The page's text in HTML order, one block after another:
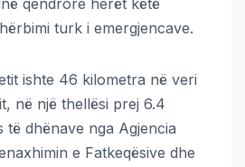
qendrore herët këtë
turk i emergjencave.
ishte 46 kilometra në veri
në një thellësi prej 6.4
të dhënave nga Agjencia
e Fatkeqësive dhe